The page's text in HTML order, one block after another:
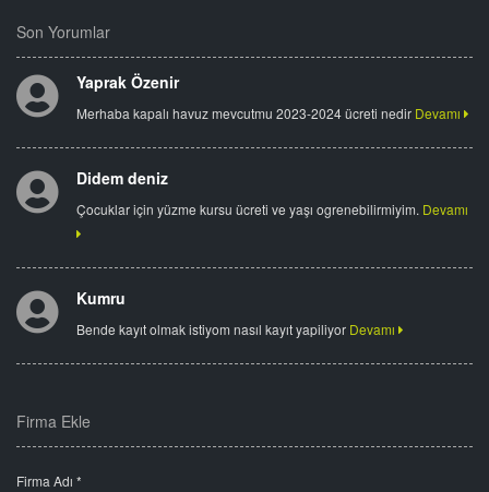
Son Yorumlar
Yaprak Özenir
Merhaba kapalı havuz mevcutmu 2023-2024 ücreti nedir Devamı
Didem deniz
Çocuklar için yüzme kursu ücreti ve yaşı ogrenebilirmiyim. Devamı
Kumru
Bende kayıt olmak istiyom nasıl kayıt yapiliyor Devamı
Firma Ekle
Firma Adı *